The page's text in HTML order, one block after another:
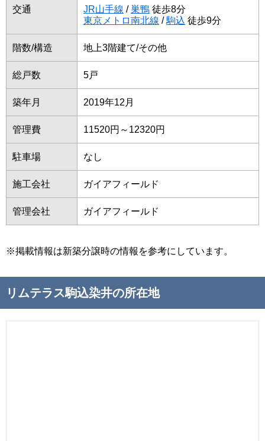
交通 JR山手線 /巣鴨 徒歩8分
東京メトロ南北線 /駒込 徒歩9分
階数/構造 地上3階建て/その他
総戸数 5戸
築年月 2019年12月
管理費 11520円～12320円
駐車場 なし
施工会社 ガイアフィールド
管理会社 ガイアフィールド
※掲載情報は新築分譲時の情報を参考にしています。
リムテラス駒込染井の所在地